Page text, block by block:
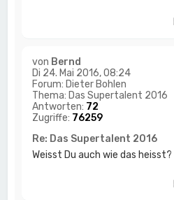
von Bernd
Di 24. Mai 2016, 08:24
Forum: Dieter Bohlen
Thema: Das Supertalent 2016
Antworten: 72
Zugriffe: 76259
Re: Das Supertalent 2016
Weisst Du auch wie das heisst?